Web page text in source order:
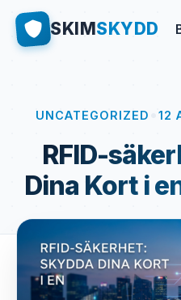
SKIMSKYDD
UNCATEGORIZED 12
RFID-
Dina Kort i